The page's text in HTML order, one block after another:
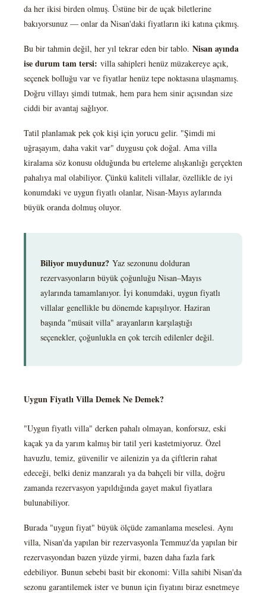
da her ikisi birden olmuş. Üstüne bir de uçak biletlerine
bakıyorsunuz — onlar da Nisan'daki fiyatların iki katına çıkmış.
Bu bir tahmin değil, her yıl tekrar eden bir tablo. Nisan ayında
ise durum tam tersi: villa sahipleri henüz müzakereye açık,
seçenek bolluğu var ve fiyatlar henüz tepe noktasına ulaşmamış.
Doğru villayı şimdi tutmak, hem para hem sinir açısından size
ciddi bir avantaj sağlıyor.
Tatil planlamak pek çok kişi için yorucu gelir. "Şimdi mi
uğraşayım, daha vakit var" duygusu çok doğal. Ama villa
kiralama söz konusu olduğunda bu erteleme alışkanlığı gerçekten
pahalıya mal olabiliyor. Çünkü kaliteli villalar, özellikle de iyi
konumdaki ve uygun fiyatlı olanlar, Nisan-Mayıs aylarında
büyük oranda dolmuş oluyor.
Biliyor muydunuz? Yaz sezonunu dolduran
rezervasyonların büyük çoğunluğu Nisan–Mayıs
aylarında tamamlanıyor. İyi konumdaki, uygun fiyatlı
villalar genellikle bu dönemde kapışılıyor. Haziran
başında "müsait villa" arayanların karşılaştığı
seçenekler, çoğunlukla en çok tercih edilenler değil.
Uygun Fiyatlı Villa Demek Ne Demek?
"Uygun fiyatlı villa" derken pahalı olmayan, konforsuz, eski
kaçak ya da yarım kalmış bir tatil yeri kastetmiyoruz. Özel
havuzlu, temiz, güvenilir ve ailenizin ya da çiftlerin rahat
edeceği, belki deniz manzaralı ya da bahçeli bir villa, doğru
zamanda rezervasyon yapıldığında gayet makul fiyatlara
bulunabiliyor.
Burada "uygun fiyat" büyük ölçüde zamanlama meselesi. Aynı
villa, Nisan'da yapılan bir rezervasyonla Temmuz'da yapılan bir
rezervasyondan bazen yüzde yirmi, bazen daha fazla fark
edebiliyor. Bunun sebebi basit bir ekonomi: Villa sahibi Nisan'da
sezonu garantilemek ister ve bunun için fiyatını biraz esnetmeye